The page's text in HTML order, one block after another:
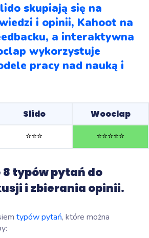
skupiają się na
i opinii, Kahoot na
a interaktywna
wykorzystuje
pracy nad nauką i
Slido
Wooclap
⭐️⭐️⭐️ ⭐️⭐️⭐️⭐️⭐️
typów pytań do
i zbierania opinii.
typów pytań, które można